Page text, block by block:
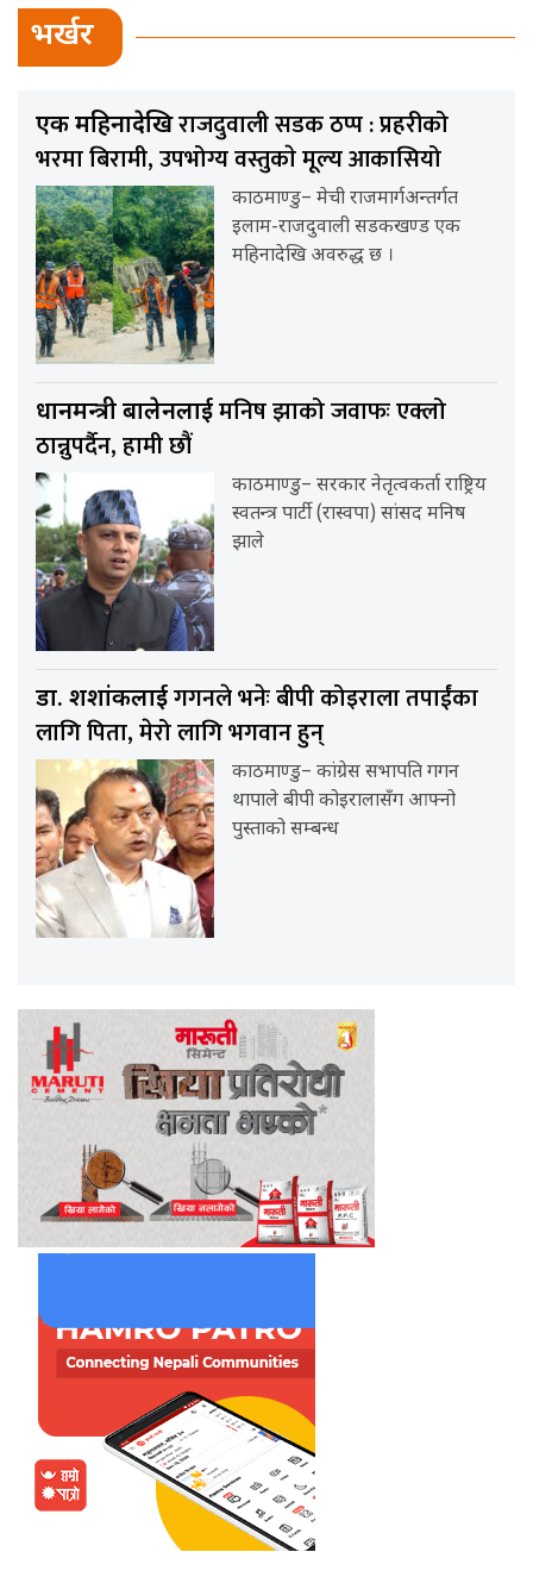
भर्खर
एक महिनादेखिराजदुवाली सडक ठप्प : प्रहरीको
भरमा बिरामी, उपभोग्य वस्तुकाे मूल्य आकासियो
काठमाण्डु– मेची राजमार्गअन्तर्गत
इलाम-राजदुवाली सडकखण्ड एक
महिनादेखि अवरुद्ध छ ।
प्रधानमन्त्री बालेनलाईमनिष झाको जवाफः एक्लो
ठान्नुपर्दैन, हामी छौं
काठमाण्डु– सरकार नेतृत्वकर्ता राष्ट्रिय
स्वतन्त्र पार्टी (रास्वपा) सांसद मनिष
झाले
डा. शशांकलाईगगनले भनेः बीपी कोइराला तपाईंका
लागि पिता, मेरो लागि भगवान हुन्
काठमाण्डु– कांग्रेस सभापति गगन
थापाले बीपी कोइरालासँग आफ्नो
पुस्ताको सम्बन्ध